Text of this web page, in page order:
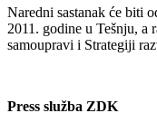
Naredni sastanak će biti
2011. godine u Tešnju, a
samoupravi i Strategiji
Press služba ZDK